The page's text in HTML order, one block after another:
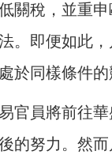
關稅，並重
。即便如此
於同樣條件的
官員將前往
的努力。然